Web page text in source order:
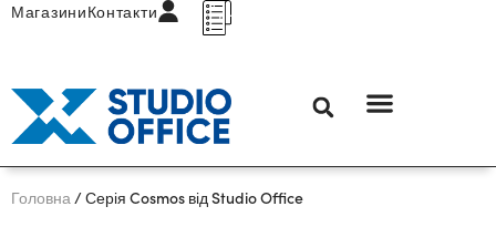
МагазиниКонтакти
Головна/ Серія Cosmos від Studio Office